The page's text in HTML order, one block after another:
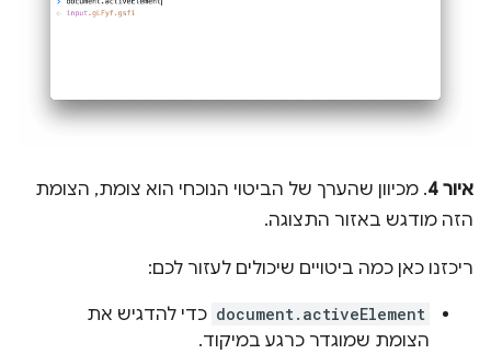
איור 4
. מכיוון שהערך של הביטוי הנוכחי הוא צומת, הצומת
הזה מודגש באזור התצוגה.
ריכזנו כאן כמה ביטויים שיכולים לעזור לכם:
document.activeElement כדי להדגיש את
הצומת שמוגדר כרגע במיקוד.